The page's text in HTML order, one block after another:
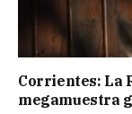
Corrientes: La
megamuestra